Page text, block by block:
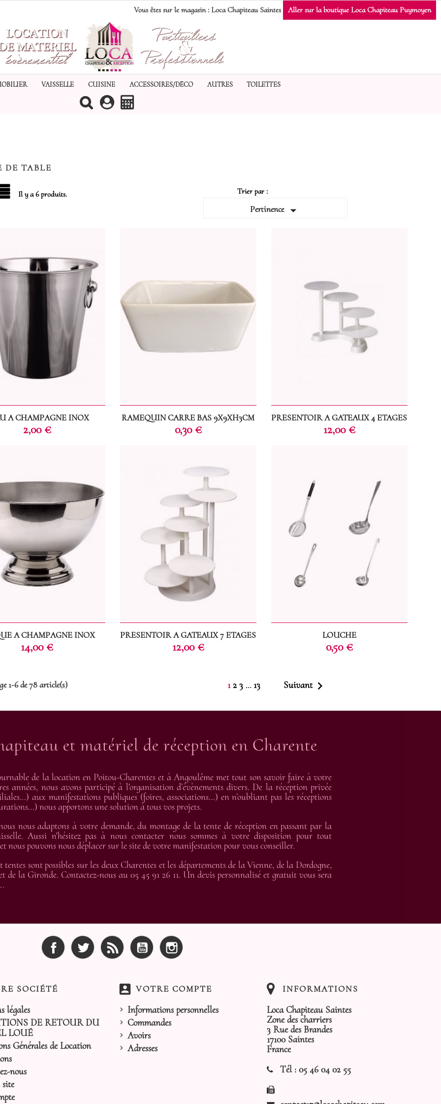
Vous êtes sur le magasin : Loca Chapiteau Saintes Aller sur la boutique Loca Chapiteau Puymoyen
VAISSELLE CUISINE ACCESSOIRES/DÉCO AUTRES TOILETTES
(0)
DE TABLE
Il y a 6 produits. Trier par :
Pertinence 
A CHAMPAGNE INOX
Prix
2,00 €
RAMEQUIN CARRE BAS 9X9XH3CM
Prix
0,30 €
PRESENTOIR A GATEAUX 4 ETAGES
Prix
12,00 €
A CHAMPAGNE INOX
Prix
14,00 €
PRESENTOIR A GATEAUX 7 ETAGES
Prix
12,00 €
LOUCHE
Prix
0,50 €
1-6 de 78 article(s) 123 … 13 Suivant
et matériel de réception en Charente
de la location en Poitou-Charentes et à Angoulême met tout son savoir faire à votre
années, nous avons participé à l'organisation d’évènements divers. De la réception privée
aux manifestations publiques (foires, associations…) en n’oubliant pas les réceptions
nous apportons une solution à tous vos projets.
nous adaptons à votre demande, du montage de la tente de réception en passant par la
Aussi n'hésitez pas à nous contacter nous sommes à votre disposition pour tout
nous pouvons nous déplacer sur le site de votre manifestation pour vous conseiller.
sont possibles sur les deux Charentes et les départements de la Vienne, de la Dordogne,
de la Gironde. Contactez-nous au 05 45 91 26 11. Un devis personnalisé et gratuit vous sera
Facebook Twitter Rss YouTube
SOCIÉTÉ
légales
DE RETOUR DU
LOUÉ
Générales de Location
nous
account_box VOTRE COMPTE
Informations personnelles
Commandes
Avoirs
Adresses
INFORMATIONS
Loca Chapiteau Saintes
Zone des charriers
3 Rue des Brandes
17100 Saintes
France
Tél : 05 46 04 02 55